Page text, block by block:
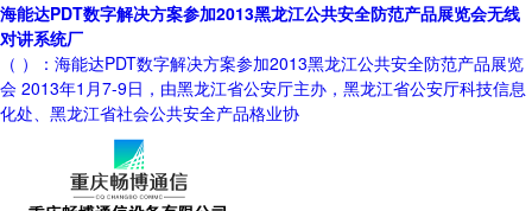
海能达PDT数字解决方案参加2013黑龙江公共安全防范产品展览会无线
对讲系统厂
（ ）：海能达PDT数字解决方案参加2013黑龙江公共安全防范产品展览
会 2013年1月7-9日，由黑龙江省公安厅主办，黑龙江省公安厅科技信息
化处、黑龙江省社会公共安全产品格业协